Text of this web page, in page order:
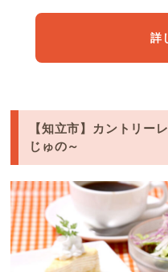
詳
【知立市】カントリー
じゅの～